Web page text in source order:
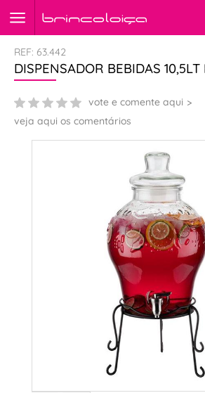
REF: 63.442
DISPENSADOR BEBIDAS 10,5LT
vote e comente aqui
veja aqui os comentários